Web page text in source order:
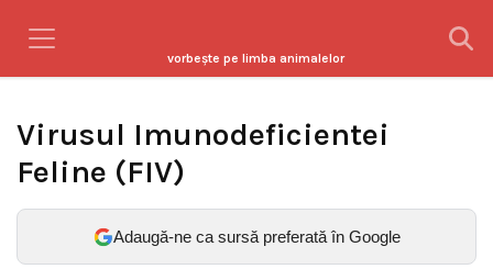
vorbeşte pe limba animalelor
Virusul Imunodeficientei
Feline (FIV)
Adaugă-ne ca sursă preferată în Google